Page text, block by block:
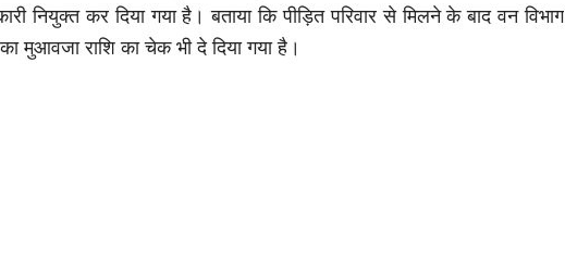
नियुक्त कर दिया गया है। बताया कि पीड़ित परिवार से मिलने के बाद वन विभाग
मुआवजा राशि का चेक भी दे दिया गया है।